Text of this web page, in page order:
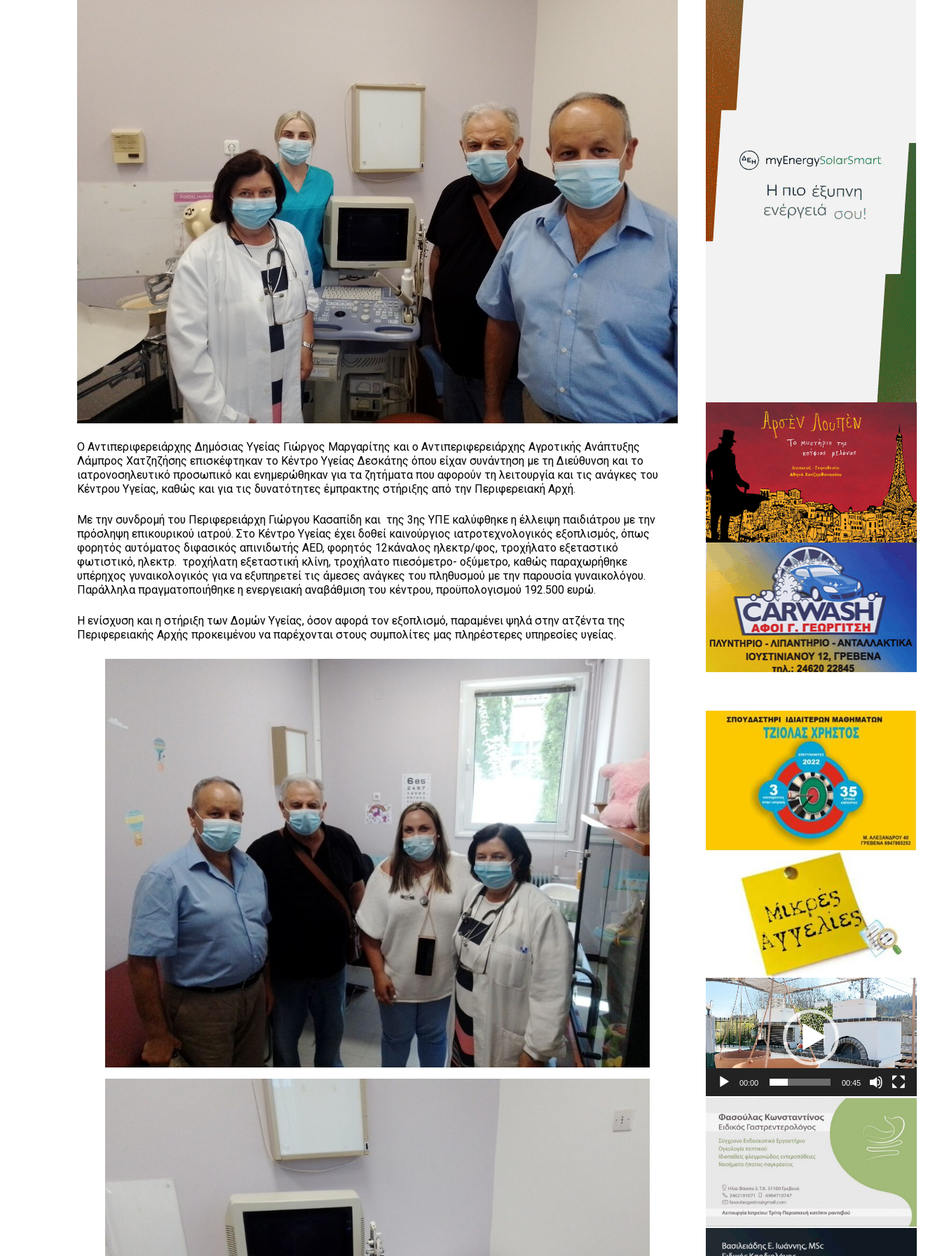
Ο Αντιπεριφερειάρχης Δημόσιας Υγείας Γιώργος Μαργαρίτης και ο Αντιπεριφερειάρχης Αγροτικής Ανάπτυξης
Λάμπρος Χατζηζήσης επισκέφτηκαν το Κέντρο Υγείας Δεσκάτης όπου είχαν συνάντηση με τη Διεύθυνση και το
ιατρονοσηλευτικό προσωπικό και ενημερώθηκαν για τα ζητήματα που αφορούν τη λειτουργία και τις ανάγκες του
Κέντρου Υγείας, καθώς και για τις δυνατότητες έμπρακτης στήριξης από την Περιφερειακή Αρχή.
Με την συνδρομή του Περιφερειάρχη Γιώργου Κασαπίδη και της 3ης ΥΠΕ καλύφθηκε η έλλειψη παιδιάτρου με την
πρόσληψη επικουρικού ιατρού. Στο Κέντρο Υγείας έχει δοθεί καινούργιος ιατροτεχνολογικός εξοπλισμός, όπως
φορητός αυτόματος διφασικός απινιδωτής AED, φορητός 12κάναλος ηλεκτρ/φος, τροχήλατο εξεταστικό
φωτιστικό, ηλεκτρ. τροχήλατη εξεταστική κλίνη, τροχήλατο πιεσόμετρο- οξύμετρο, καθώς παραχωρήθηκε
υπέρηχος γυναικολογικός για να εξυπηρετεί τις άμεσες ανάγκες του πληθυσμού με την παρουσία γυναικολόγου.
Παράλληλα πραγματοποιήθηκε η ενεργειακή αναβάθμιση του κέντρου, προϋπολογισμού 192.500 ευρώ.
Η ενίσχυση και η στήριξη των Δομών Υγείας, όσον αφορά τον εξοπλισμό, παραμένει ψηλά στην ατζέντα της
Περιφερειακής Αρχής προκειμένου να παρέχονται στους συμπολίτες μας πληρέστερες υπηρεσίες υγείας.
Πρόγραμμα
Αναπαραγωγής
Βίντεο
00:00 00:45